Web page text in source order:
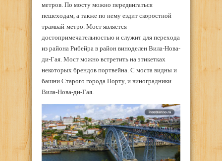
метров. По мосту можно передвигаться
пешеходам, а также по нему ездит скоростной
трамвай-метро. Мост является
достопримечательностью и служит для перехода
из района Рибейра в район виноделен Вила-Нова-
ди-Гая. Мост можно встретить на этикетках
некоторых брендов портвейна. С моста видны и
башни Старого города Порту, и виноградники
Вила-Нова-ди-Гая.